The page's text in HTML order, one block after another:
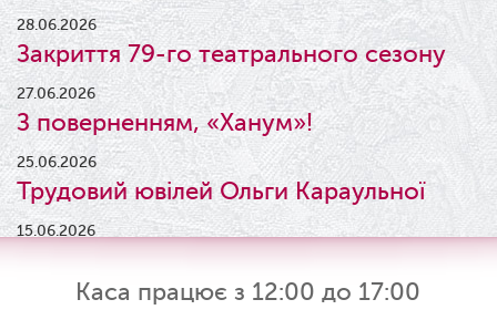
28.06.2026
Закриття 79-го театрального сезону
27.06.2026
З поверненням, «Ханум»!
25.06.2026
Трудовий ювілей Ольги Караульної
15.06.2026
Результати конкурсу
09.06.2026Каса працює з 12:00 до 17:00